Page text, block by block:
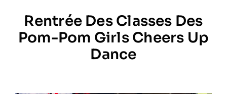
Prestations
Rentrée Des Classes Des
Pom-Pom Girls Cheers Up
Dance